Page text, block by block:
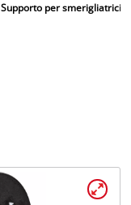
Supporto per smerigliatrici